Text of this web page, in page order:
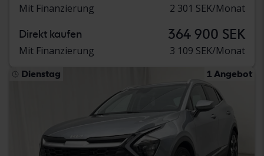
Mit Finanzierung 2 301 SEK/Monat
Direkt kaufen 364 900 SEK
Mit Finanzierung 3 109 SEK/Monat
Dienstag 1 Angebot